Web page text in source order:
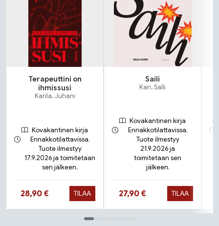
Terapeuttini on
ihmissusi
Karila, Juhani
Kovakantinen kirja
Ennakkotilattavissa.
Tuote ilmestyy
17.9.2026 ja toimitetaan
sen jälkeen.
Hinta nyt
28,90 € TILAA
Saili
Kari, Salli
Kovakantinen kirja
Ennakkotilattavissa.
Tuote ilmestyy
21.9.2026 ja
toimitetaan sen
jälkeen.
Hinta nyt
27,90 € TILAA